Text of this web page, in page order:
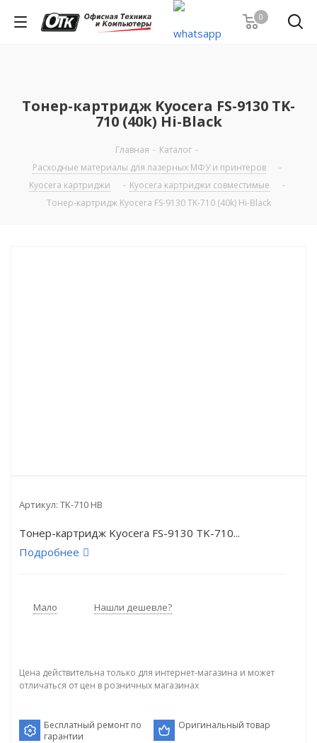
0
Тонер-картридж Kyocera FS-9130 TK-
710 (40k) Hi-Black
Главная - Каталог -
Расходные материалы для лазерных МФУ и принтеров
-
Kyocera картриджи
- Kyocera картриджи совместимые
-
Тонер-картридж Kyocera FS-9130 TK-710 (40k) Hi-Black
Артикул: TK-710 HB
Тонер-картридж Kyocera FS-9130 TK-710...
Подробнее
Мало Нашли дешевле?
Цена действительна только для интернет-магазина и может
отличаться от цен в розничных магазинах
Бесплатный ремонт по
гарантии
Оригинальный товар